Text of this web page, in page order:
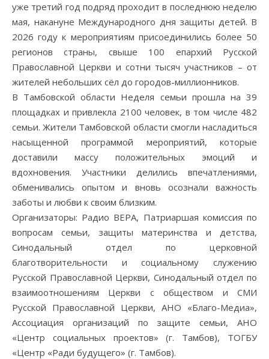
уже третий год подряд проходит в последнюю неделю
мая, накануне Международного дня защиты детей. В
2026 году к мероприятиям присоединились более 50
регионов страны, свыше 100 епархий Русской
Православной Церкви и сотни тысяч участников – от
жителей небольших сёл до городов-миллионников.
В Тамбовской области Неделя семьи прошла на 39
площадках и привлекла 2100 человек, в том числе 482
семьи. Жители Тамбовской области смогли насладиться
насыщенной программой мероприятий, которые
доставили массу положительных эмоций и
вдохновения. Участники делились впечатлениями,
обменивались опытом и вновь осознали важность
заботы и любви к своим близким.
Организаторы: Радио ВЕРА, Патриаршая комиссия по
вопросам семьи, защиты материнства и детства,
Синодальный отдел по церковной
благотворительности и социальному служению
Русской Православной Церкви, Синодальный отдел по
взаимоотношениям Церкви с обществом и СМИ
Русской Православной Церкви, АНО «Благо-Медиа»,
Ассоциация организаций по защите семьи, АНО
«Центр социальных проектов» (г. Тамбов), ТОГБУ
«Центр «Ради будущего» (г. Тамбов).